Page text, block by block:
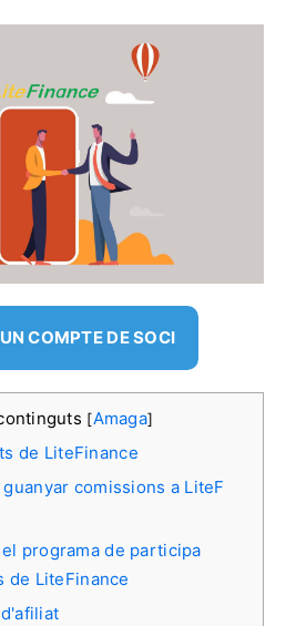
COMPTE DE SOCI
[Amaga]
de LiteFinance
comissions a LiteF
programa de participa
de LiteFinance